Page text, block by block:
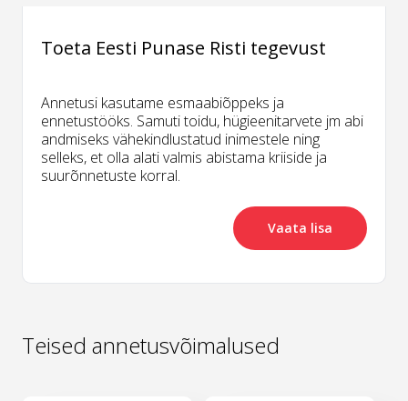
Toeta Eesti Punase Risti tegevust
Annetusi kasutame esmaabiõppeks ja
ennetustööks. Samuti toidu, hügieenitarvete jm abi
andmiseks vähekindlustatud inimestele ning
selleks, et olla alati valmis abistama kriiside ja
suurõnnetuste korral.
Vaata lisa
Teised annetusvõimalused